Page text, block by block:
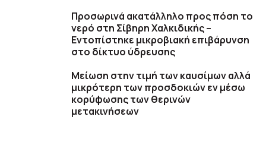
Προσωρινά ακατάλληλο προς πόση το
νερό στη Σίβηρη Χαλκιδικής –
Εντοπίστηκε μικροβιακή επιβάρυνση
στο δίκτυο ύδρευσης
Μείωση στην τιμή των καυσίμων αλλά
μικρότερη των προσδοκιών εν μέσω
κορύφωσης των θερινών
μετακινήσεων